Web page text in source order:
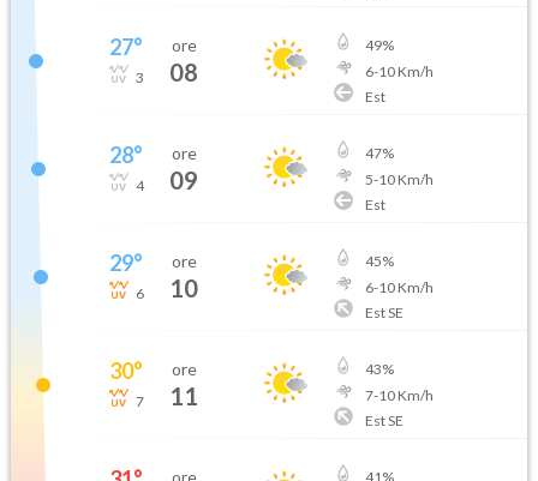
27°
3
ore
08
49%
6-10Km/h
Est
28°
4
ore
09
47%
5-10Km/h
Est
29°
6
ore
10
45%
6-10Km/h
Est SE
30°
7
ore
11
43%
7-10Km/h
Est SE
ore 41 %